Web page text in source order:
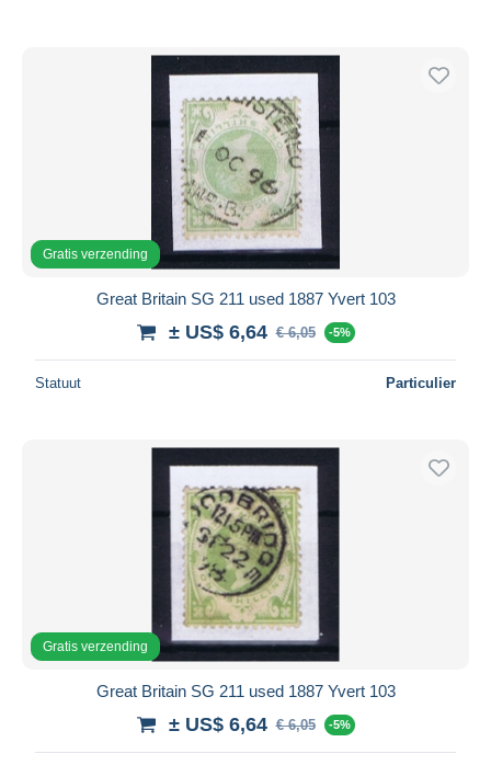
Gratis verzending
Great Britain SG 211 used 1887 Yvert 103
± US$ 6,64 € 6,05 -5%
Statuut Particulier
Gratis verzending
Great Britain SG 211 used 1887 Yvert 103
± US$ 6,64 € 6,05 -5%